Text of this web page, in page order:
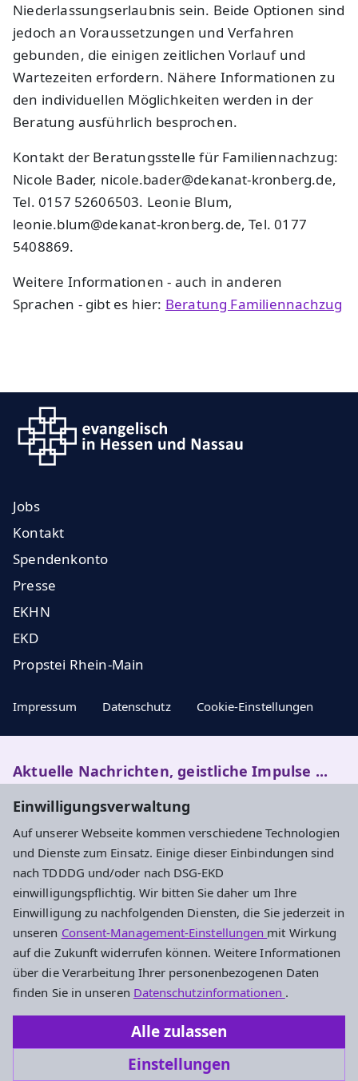
Einwilligungsverwaltung
Auf unserer Webseite kommen verschiedene Technologien
und Dienste zum Einsatz. Einige dieser Einbindungen sind
nach TDDDG und/oder nach DSG-EKD
einwilligungspflichtig. Wir bitten Sie daher um Ihre
Einwilligung zu nachfolgenden Diensten, die Sie jederzeit in
unseren Consent-Management-Einstellungen mit Wirkung
auf die Zukunft widerrufen können. Weitere Informationen
über die Verarbeitung Ihrer personenbezogenen Daten
finden Sie in unseren Datenschutzinformationen .
Alle zulassen
Einstellungen
Niederlassungserlaubnis sein. Beide Optionen sind
jedoch an Voraussetzungen und Verfahren
gebunden, die einigen zeitlichen Vorlauf und
Wartezeiten erfordern. Nähere Informationen zu
den individuellen Möglichkeiten werden in der
Beratung ausführlich besprochen.
Kontakt der Beratungsstelle für Familiennachzug:
Nicole Bader, nicole.bader@dekanat-kronberg.de,
Tel. 0157 52606503. Leonie Blum,
leonie.blum@dekanat-kronberg.de, Tel. 0177
5408869.
Weitere Informationen - auch in anderen
Sprachen - gibt es hier: Beratung Familiennachzug
Jobs
Kontakt
Spendenkonto
Presse
EKHN
EKD
Propstei Rhein-Main
Impressum Datenschutz Cookie-Einstellungen
Aktuelle Nachrichten, geistliche Impulse ...
Newsletter entdecken
Evangelisches Dekanat Kronberg
Haus der Kirche
Händelstraße 52
65812 Bad Soden am Taunus
Tel.: 06196 5601-0
dekanat.kronberg@ekhn.de